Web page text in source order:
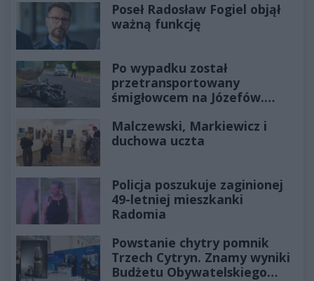
Poseł Radosław Fogiel objął
ważną funkcję
Po wypadku został
przetransportowany
śmigłowcem na Józefów.
Malczewski, Markiewicz i
duchowa uczta
Policja poszukuje zaginionej
49-letniej mieszkanki
Radomia
Powstanie chytry pomnik
Trzech Cytryn. Znamy wyniki
Budżetu Obywatelskiego